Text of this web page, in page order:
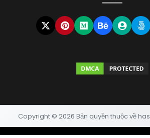
Copyright © 2026 Bản quyền thuộc về